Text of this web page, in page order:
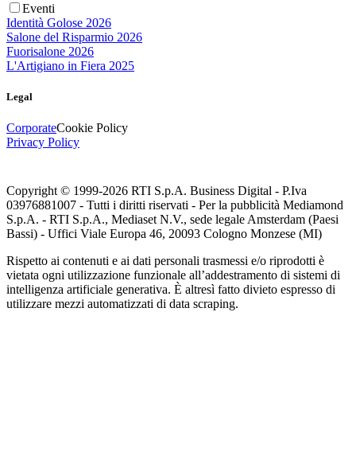
Eventi
Identità Golose 2026
Salone del Risparmio 2026
Fuorisalone 2026
L'Artigiano in Fiera 2025
Legal
CorporateCookie Policy
Privacy Policy
Copyright © 1999-2026 RTI S.p.A. Business Digital - P.Iva
03976881007 - Tutti i diritti riservati - Per la pubblicità Mediamond
S.p.A. - RTI S.p.A., Mediaset N.V., sede legale Amsterdam (Paesi
Bassi) - Uffici Viale Europa 46, 20093 Cologno Monzese (MI)
Rispetto ai contenuti e ai dati personali trasmessi e/o riprodotti è
vietata ogni utilizzazione funzionale all’addestramento di sistemi di
intelligenza artificiale generativa. È altresì fatto divieto espresso di
utilizzare mezzi automatizzati di data scraping.